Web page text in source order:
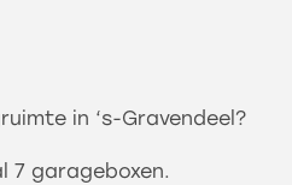
in ‘s-Gravendeel?
7 garageboxen.